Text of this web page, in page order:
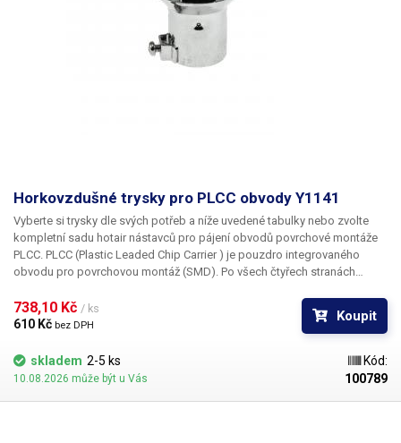
Horkovzdušné trysky pro PLCC obvody Y1141
Vyberte si trysky dle svých potřeb a níže uvedené tabulky nebo zvolte
kompletní sadu hotair nástavců pro pájení obvodů povrchové montáže
PLCC. PLCC (Plastic Leaded Chip Carrier ) je pouzdro integrovaného
obvodu pro povrchovou montáž (SMD). Po všech čtyřech stranách
patice nebo přímé letování na plošný spoj. Tryska Y1141 je určena pro
pouzdro PLCC o rozměru 11,5 x 14 mm
738,10 Kč / ks
610 Kč bez DPH
Koupit
skladem 2-5 ks
10.08.2026 může být u Vás
Kód:
100789